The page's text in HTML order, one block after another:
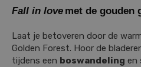
Fall in love met de gouden
Laat je betoveren door de
Golden Forest. Hoor de
tijdens een boswandeling en